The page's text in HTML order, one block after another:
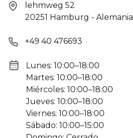
lehmweg 52
20251 Hamburg - Alemania
+49 40 476693
Lunes: 10:00–18:00
Martes: 10:00–18:00
Miércoles: 10:00–18:00
Jueves: 10:00–18:00
Viernes: 10:00–18:00
Sábado: 10:00–15:00